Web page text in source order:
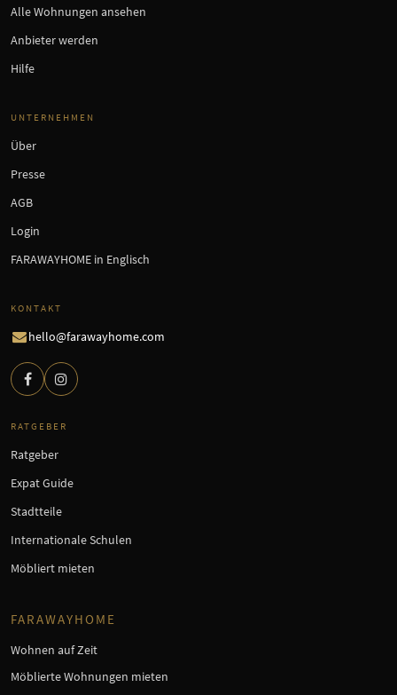
Alle Wohnungen ansehen
Anbieter werden
Hilfe
UNTERNEHMEN
Über
Presse
AGB
Login
FARAWAYHOME in Englisch
KONTAKT
hello@farawayhome.com
RATGEBER
Ratgeber
Expat Guide
Stadtteile
Internationale Schulen
Möbliert mieten
FARAWAYHOME
Wohnen auf Zeit
Möblierte Wohnungen mieten